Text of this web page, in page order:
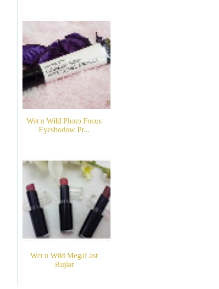
Wet n Wild Photo Focus
Eyeshodow Pr...
Wet n Wild MegaLast
Rujlar